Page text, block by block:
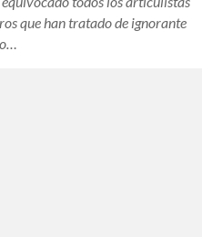
que han tratado de ignorante